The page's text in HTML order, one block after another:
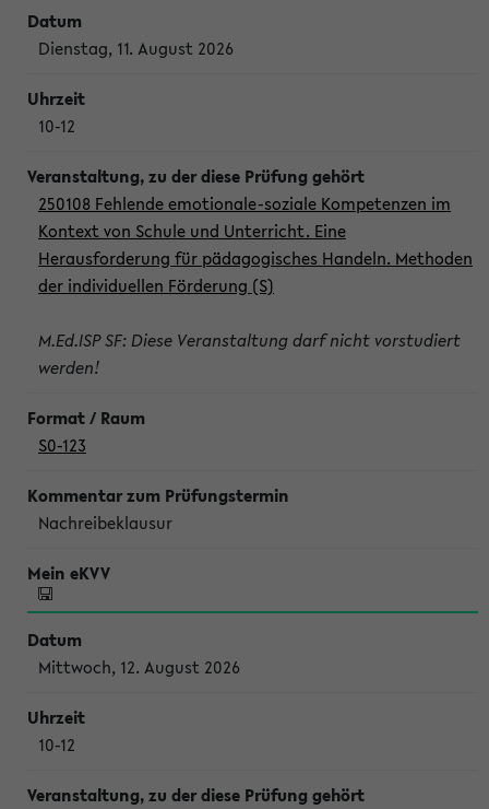
Dienstag, 11. August 2026
10-12
250108 Fehlende emotionale-soziale Kompetenzen im
Kontext von Schule und Unterricht. Eine
Herausforderung für pädagogisches Handeln. Methoden
der individuellen Förderung (S)
M.Ed.ISP SF: Diese Veranstaltung darf nicht vorstudiert
werden!
S0-123
Nachreibeklausur
Mittwoch, 12. August 2026
10-12